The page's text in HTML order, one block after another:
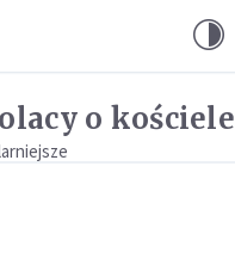
o kościele